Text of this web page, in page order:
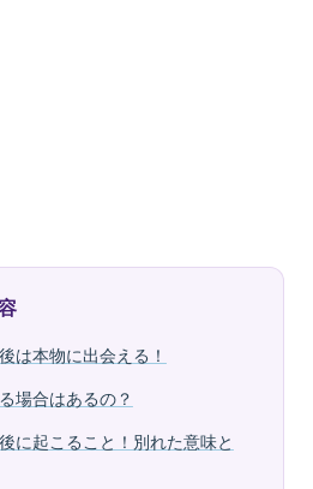
は本物に出会える！
場合はあるの？
に起こること！別れた意味と